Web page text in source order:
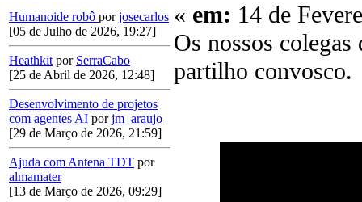
Humanoide robô porjosecarlos
[05 de Julho de 2026, 19:27]
Heathkit por SerraCabo
[25 de Abril de 2026, 12:48]
Desenvolvimento de projetos
com agentes AI porjm_araujo
[29 de Março de 2026, 21:59]
Ajuda com Antena TDT por
almamater
[13 de Março de 2026, 09:29]
« em: 14 de
Os nossos
partilho convosco.